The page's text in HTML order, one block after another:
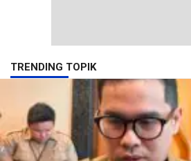
TRENDING TOPIK